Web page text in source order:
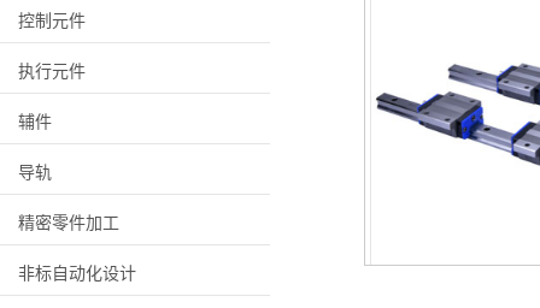
控制元件
执行元件
辅件
导轨
精密零件加工
非标自动化设计